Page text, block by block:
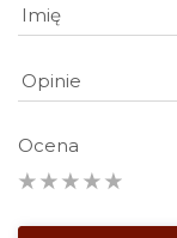
Ocena